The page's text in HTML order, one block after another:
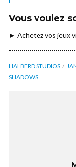
Vous voulez
► Achetez vos jeux
HALBERD STUDIOS
SHADOWS